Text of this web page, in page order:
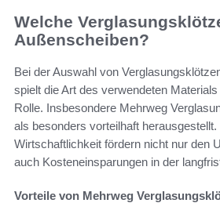
Welche
Außenscheiben?
Bei der Auswahl von
spielt die Art des verwendeten
Rolle. Insbesondere Mehrweg
als besonders vorteilhaft
Wirtschaftlichkeit fördern nicht nur den
auch Kosteneinsparungen in der
Vorteile von Mehrweg